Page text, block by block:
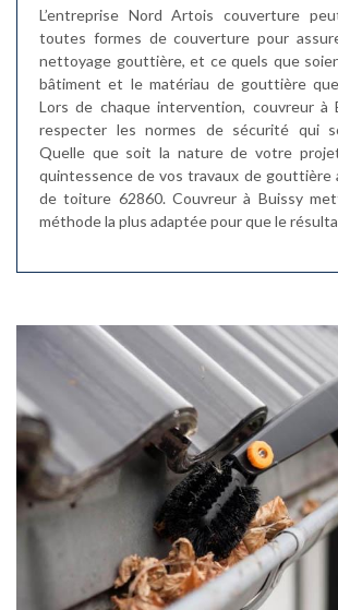
L’entreprise Nord Artois couverture
toutes formes de couverture pour
nettoyage gouttière, et ce quels que
bâtiment et le matériau de gouttière
Lors de chaque intervention, couvreur à
respecter les normes de sécurité qui
Quelle que soit la nature de votre
quintessence de vos travaux de gouttière
de toiture 62860. Couvreur à Buissy
méthode la plus adaptée pour que le